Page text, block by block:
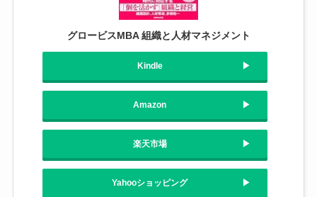
グロービスMBA 組織と人材マネジメント
Kindle
Amazon
楽天市場
Yahooショッピング